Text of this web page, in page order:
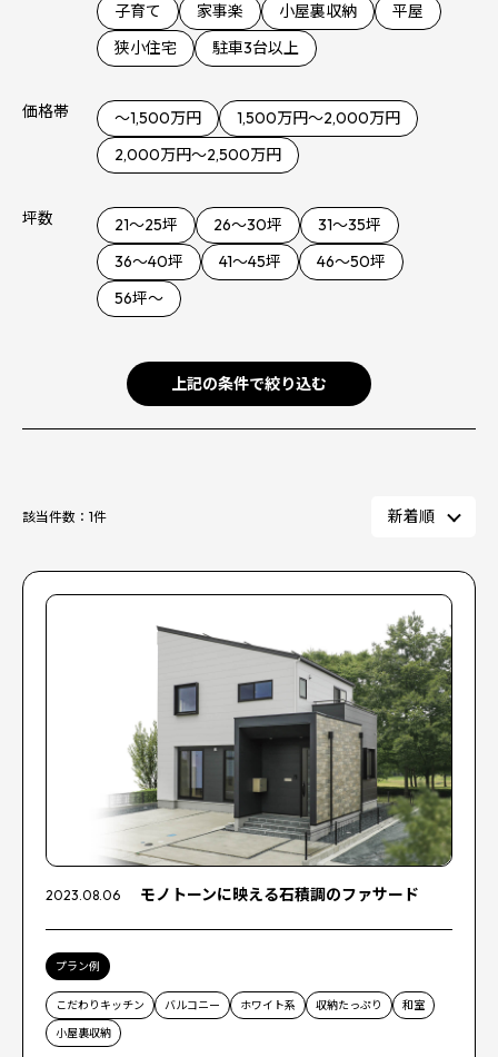
子育て
家事楽 小屋裏収納
平屋
狭小住宅
駐車3台以上
価格帯 ～1,500万円
1,500万円～2,000万円
2,000万円～2,500万円
坪数 21～25坪 26～30坪
31～35坪
36〜40坪
41〜45坪
46〜50坪
56坪〜
上記の条件で絞り込む
該当件数： 1件
2023.08.06 モノトーンに映える石積調のファサード
プラン例
こだわりキッチン バルコニー ホワイト系 収納たっぷり
和室
小屋裏収納